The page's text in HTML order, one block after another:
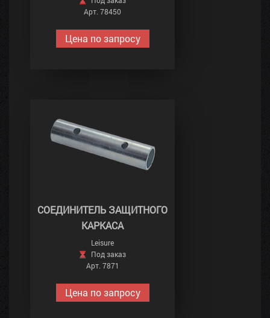
Арт. 78450
Цена по запросу
СОЕДИНИТЕЛЬ ЗАЩИТНОГО
КАРКАСА
Leisure
Под заказ
Арт. 7871
Цена по запросу